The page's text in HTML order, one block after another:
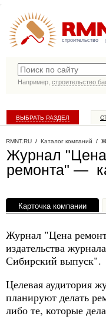
строительство
Например, строительство
ВЫБРАТЬ РАЗДЕЛ
RMNT.RU / Каталог компаний /
Журнал "Цена
ремонта" —
Карточка компании
Журнал "Цена
издательства
Сибирский выпуск".
Целевая аудитория
планируют делать
либо те, которые